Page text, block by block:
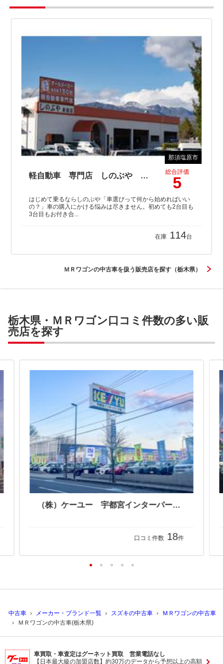
那須塩原市
軽自動車 専門店 しのぶや 黒磯店【ＪＵ適正販売店】 総合評価
5
はじめて乗るならしのぶや「車選びって何から始めればいい
の？」車の購入にかける悩みは尽きません。初めても2台目も
3台目もお付き合...
在庫 114台
ＭＲワゴンの中古車を扱う販売店を探す（栃木県）
栃木県・ＭＲワゴン口コミ件数の多い販
売店を探す
（株）ケーユー 宇都宮インターパーク店
口コミ件数 18件
中古車 メーカー・ブランド一覧 スズキの中古車
ＭＲワゴンの中古車
ＭＲワゴンの中古車(栃木県)
車買取・車査定はグーネット買取 営業電話なし
【日本最大級の加盟店数】約30万のデータから予想以上の高額